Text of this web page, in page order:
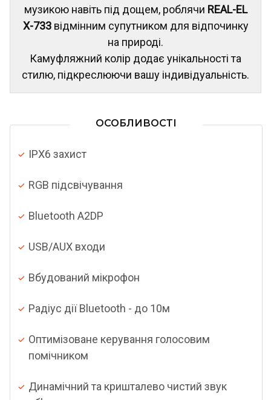
музикою навіть під дощем, роблячи REAL-EL
X-733відмінним супутником для відпочинку
на природі.
Камуфляжний колір додає унікальності та
стилю, підкреслюючи вашу індивідуальність.
ОСОБЛИВОСТІ
IPX6 захист
RGB підсвічування
Bluetooth A2DP
USB/AUX входи
Вбудований мікрофон
Радіус дії Bluetooth - до 10м
Оптимізоване керування голосовим
помічником
Динамічний та кришталево чистий звук